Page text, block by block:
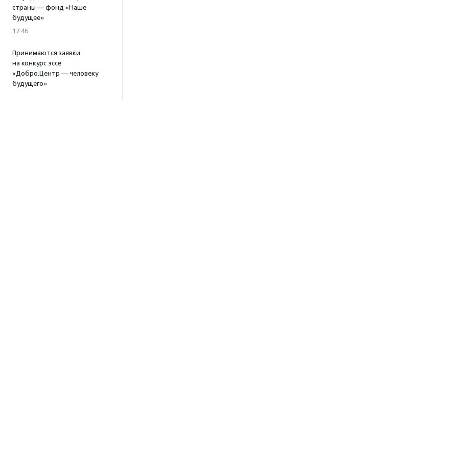
страны — фонд «Наше
будущее»
17:46
Принимаются заявки
на конкурс эссе
«Добро.Центр — человеку
будущего»